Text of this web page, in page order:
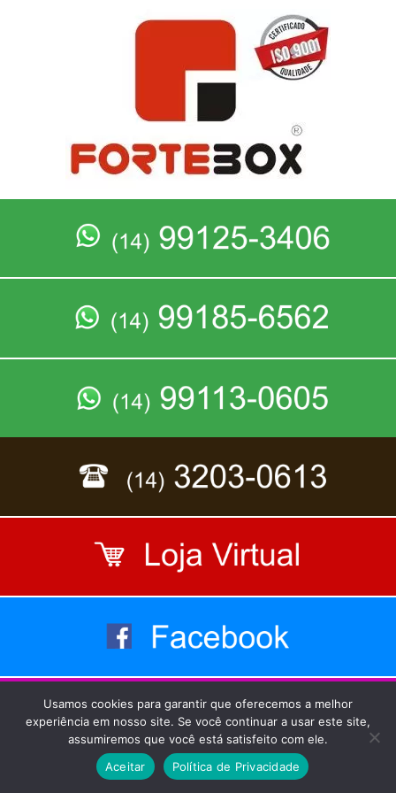
Usamos cookies para garantir que oferecemos a melhor
experiência em nosso site. Se você continuar a usar este site,
assumiremos que você está satisfeito com ele.
Aceitar
Política de Privacidade